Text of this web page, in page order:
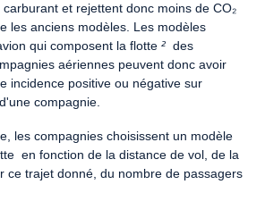
carburant et rejettent donc moins de CO₂
les anciens modèles. Les modèles
qui composent la flotte ² des
aériennes peuvent donc avoir
incidence positive ou négative sur
d'une compagnie.
les compagnies choisissent un modèle
en fonction de la distance de vol, de la
ce trajet donné, du nombre de passagers